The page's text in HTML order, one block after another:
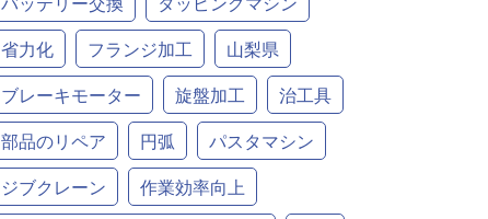
省力化
フランジ加工
山梨県
ブレーキモーター
旋盤加工
治工具
部品のリペア
円弧
パスタマシン
ジブクレーン
作業効率向上